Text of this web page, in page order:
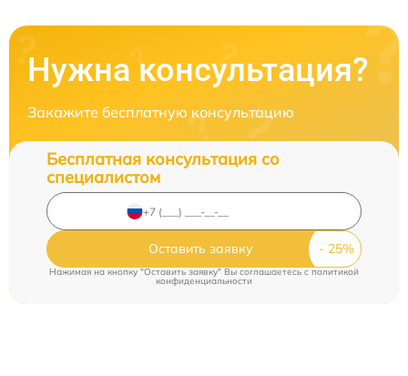
Нужна консультация?
Закажите бесплатную консультацию
Бесплатная консультация со
специалистом
Оставить заявку
Нажимая на кнопку "Оставить заявку" Вы соглашаетесь cполитикой
конфиденциальности